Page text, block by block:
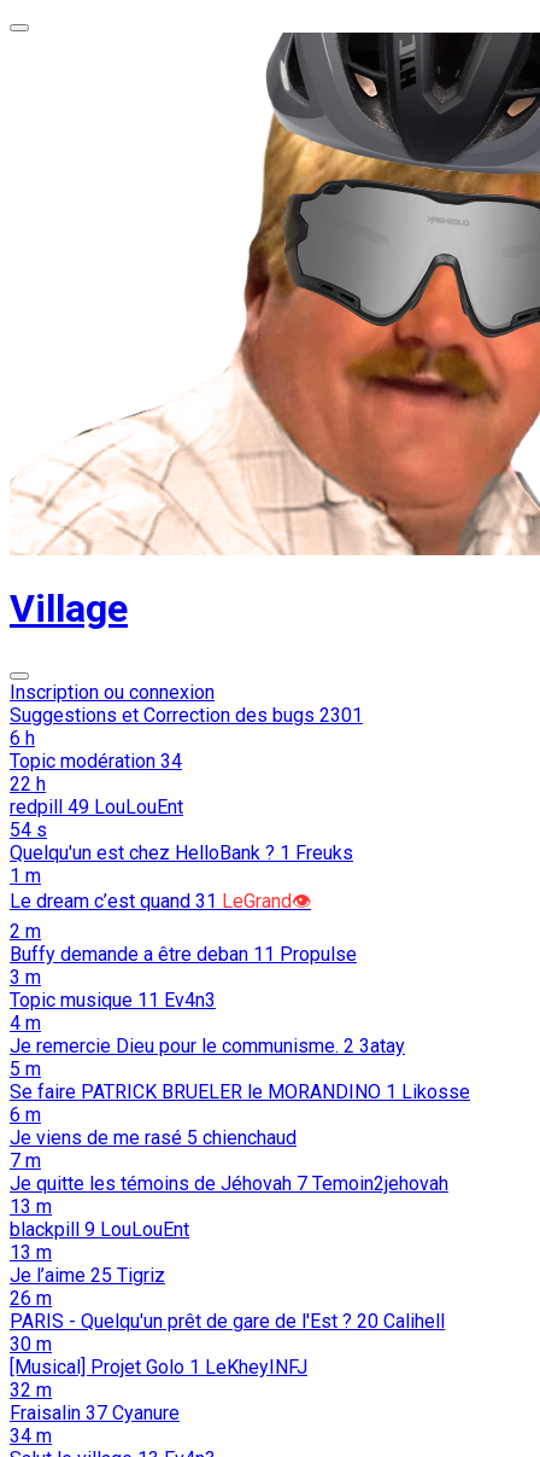
Village
Inscription ou connexion
Suggestions et Correction des bugs 2301
6 h
Topic modération 34
22 h
redpill 49 LouLouEnt
54 s
Quelqu'un est chez HelloBank ? 1 Freuks
1 m
Le dream c’est quand 31 LeGrand👁️
2 m
Buffy demande a être deban 11 Propulse
3 m
Topic musique 11 Ev4n3
4 m
Je remercie Dieu pour le communisme. 2 3atay
5 m
Se faire PATRICK BRUELER le MORANDINO 1 Likosse
6 m
Je viens de me rasé 5 chienchaud
7 m
Je quitte les témoins de Jéhovah 7 Temoin2jehovah
13 m
blackpill 9 LouLouEnt
13 m
Je l’aime 25 Tigriz
26 m
PARIS - Quelqu'un prêt de gare de l'Est ? 20 Calihell
30 m
[Musical] Projet Golo 1 LeKheyINFJ
32 m
Fraisalin 37 Cyanure
34 m